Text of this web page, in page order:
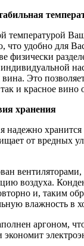
температурой
что удобно для
физически
Это
и красное вино
хранения
надежно
от вредных
вентиляторами,
воздуха.
и, таким
влажность в
аргоном,
экономит